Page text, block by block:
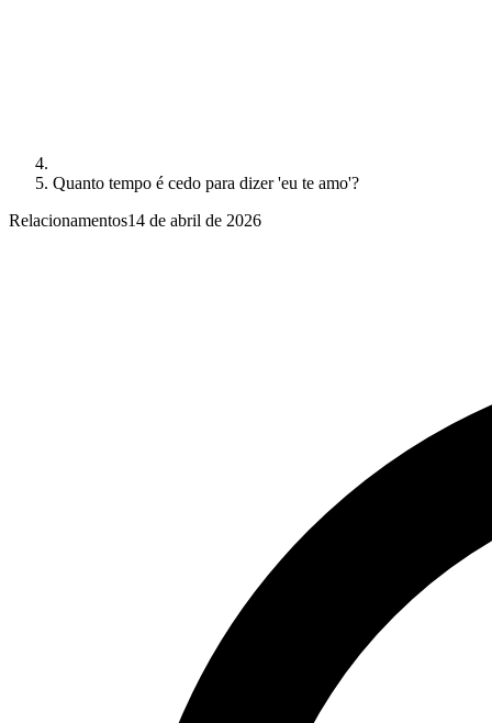
Quanto tempo é cedo para dizer 'eu te amo'?
Relacionamentos14 de abril de 2026